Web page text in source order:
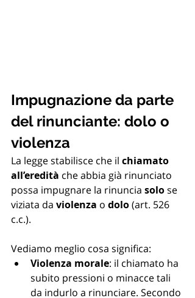
Impugnazione da parte
del rinunciante: dolo o
violenza
La legge stabilisce che il chiamato
all’eredità che abbia già rinunciato
possa impugnare la rinuncia solo se
viziata da violenza o dolo (art. 526
c.c.).
Vediamo meglio cosa significa:
Violenza morale: il chiamato ha
subito pressioni o minacce tali
da indurlo a rinunciare. Secondo